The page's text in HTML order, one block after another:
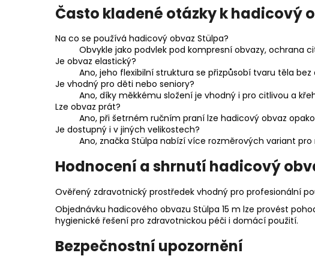
Často kladené otázky k hadicový
Na co se používá hadicový obvaz Stülpa?
Obvykle jako podvlek pod kompresní obvazy, ochrana
Je obvaz elastický?
Ano, jeho flexibilní struktura se přizpůsobí tvaru těla
Je vhodný pro děti nebo seniory?
Ano, díky měkkému složení je vhodný i pro citlivou a
Lze obvaz prát?
Ano, při šetrném ručním praní lze hadicový obvaz
Je dostupný i v jiných velikostech?
Ano, značka Stülpa nabízí více rozměrových variant pro
Hodnocení a shrnutí hadicový
Ověřený zdravotnický prostředek vhodný pro profesionální
Objednávku hadicového obvazu Stülpa 15 m lze provést
hygienické řešení pro zdravotnickou péči i domácí použití.
Bezpečnostní upozornění